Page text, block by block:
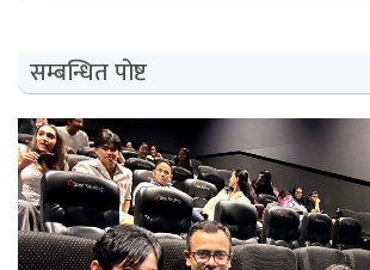
सम्बन्धित पोष्ट